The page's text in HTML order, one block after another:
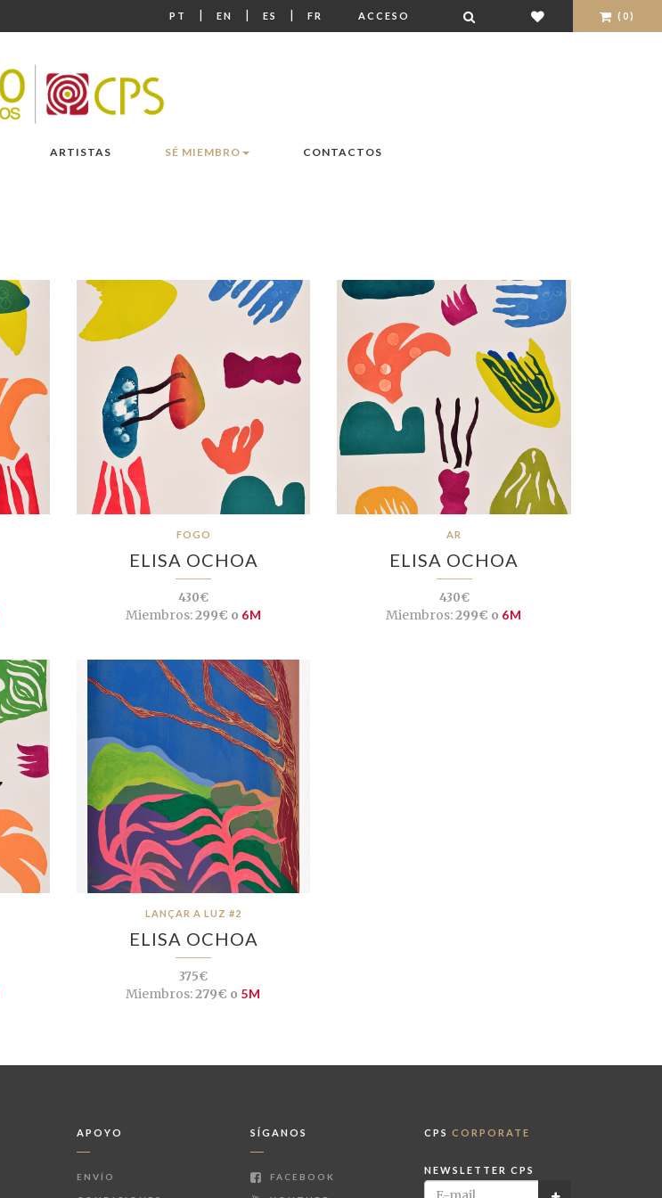
PT | EN | ES | FR ACCESO (0)
ARTISTAS SÉ MIEMBRO CONTACTOS
FOGO
ELISA OCHOA
430€
Miembros:299€ o 6M
AR
ELISA OCHOA
430€
Miembros:299€ o 6M
LANÇAR A LUZ #2
ELISA OCHOA
375€
Miembros:279€ o 5M
APOYO
ENVÍO
SÍGANOS
FACEBOOK
CPS CORPORATE
NEWSLETTER CPS